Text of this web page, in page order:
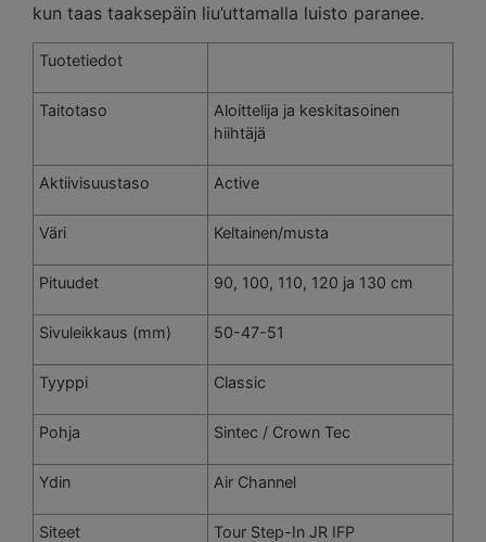
kun taas taaksepäin liu’uttamalla luisto paranee.
Tuotetiedot
Taitotaso
Aloittelija ja keskitasoinen
hiihtäjä
Aktiivisuustaso Active
Väri Keltainen/musta
Pituudet 90, 100, 110, 120 ja 130 cm
Sivuleikkaus (mm) 50-47-51
Tyyppi Classic
Pohja Sintec / Crown Tec
Ydin Air Channel
Siteet Tour Step-In JR IFP